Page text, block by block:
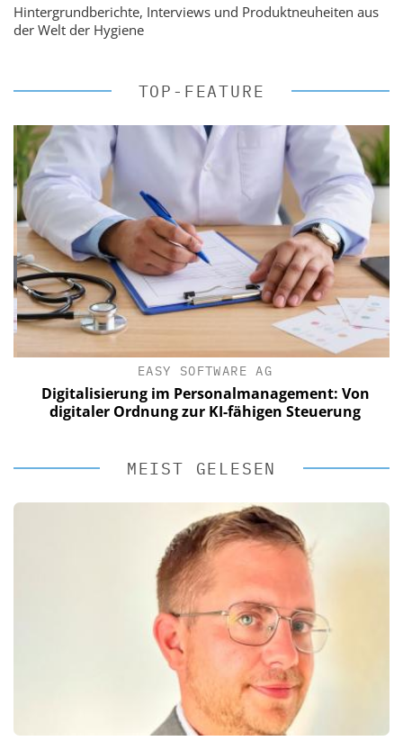
Hintergrundberichte, Interviews und Produktneuheiten aus
der Welt der Hygiene
TOP-FEATURE
EASY SOFTWARE AG
Digitalisierung im Personalmanagement: Von
digitaler Ordnung zur KI-fähigen Steuerung
MEIST GELESEN